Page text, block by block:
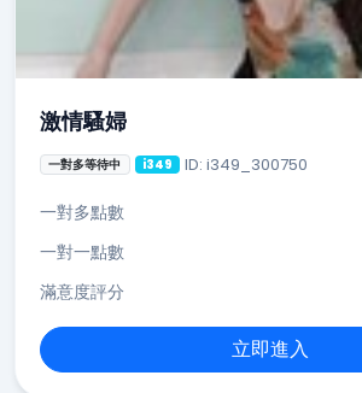
激情騷婦
一對多等待中 i349 ID: i349_300750
一對多點數
一對一點數
滿意度評分
立即進入